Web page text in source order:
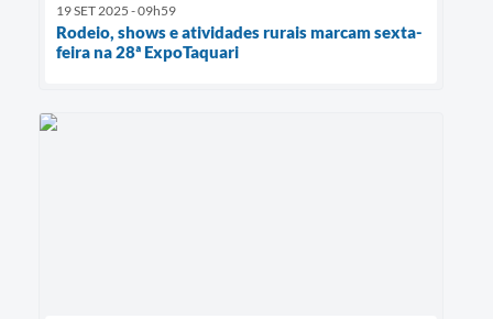
19 SET 2025 - 09h59
Rodeio, shows e atividades rurais marcam sexta-
feira na 28ª ExpoTaquari